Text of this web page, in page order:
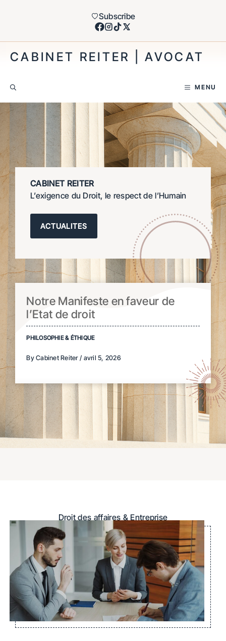
Subscribe
CABINET REITER | AVOCAT
MENU
CABINET REITER
L’exigence du Droit, le respect de l’Humain
ACTUALITES
Notre Manifeste en faveur de
l’Etat de droit
PHILOSOPHIE & ÉTHIQUE
By Cabinet Reiter / avril 5, 2026
Droit des affaires & Entreprise